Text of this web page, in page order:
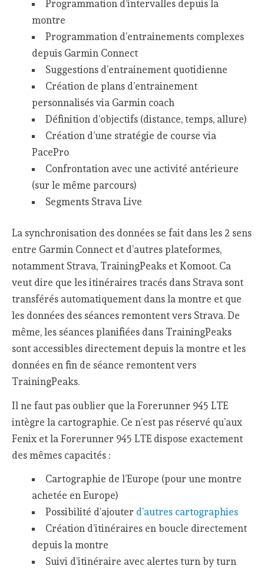
Programmation d’intervalles depuis la
montre
Programmation d’entrainements complexes
depuis Garmin Connect
Suggestions d’entrainement quotidienne
Création de plans d’entrainement
personnalisés via Garmin coach
Définition d’objectifs (distance, temps, allure)
Création d’une stratégie de course via
PacePro
Confrontation avec une activité antérieure
(sur le même parcours)
Segments Strava Live
La synchronisation des données se fait dans les 2 sens
entre Garmin Connect et d’autres plateformes,
notamment Strava, TrainingPeaks et Komoot. Ca
veut dire que les itinéraires tracés dans Strava sont
transférés automatiquement dans la montre et que
les données des séances remontent vers Strava. De
même, les séances planifiées dans TrainingPeaks
sont accessibles directement depuis la montre et les
données en fin de séance remontent vers
TrainingPeaks.
Il ne faut pas oublier que la Forerunner 945 LTE
intègre la cartographie. Ce n’est pas réservé qu’aux
Fenix et la Forerunner 945 LTE dispose exactement
des mêmes capacités :
Cartographie de l’Europe (pour une montre
achetée en Europe)
Possibilité d’ajouter d’autres cartographies
Création d’itinéraires en boucle directement
depuis la montre
Suivi d’itinéraire avec alertes turn by turn